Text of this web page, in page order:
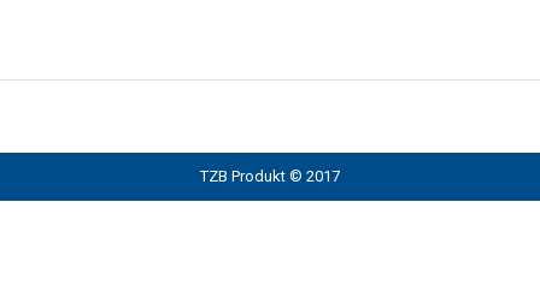
TZB Produkt © 2017